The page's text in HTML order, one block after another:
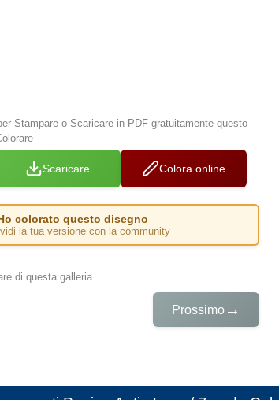
Stampare o Scaricare in PDF gratuitamente questo
Scaricare Colora online
colorato questo disegno
la tua versione con la community
di questa galleria
Prossimo →